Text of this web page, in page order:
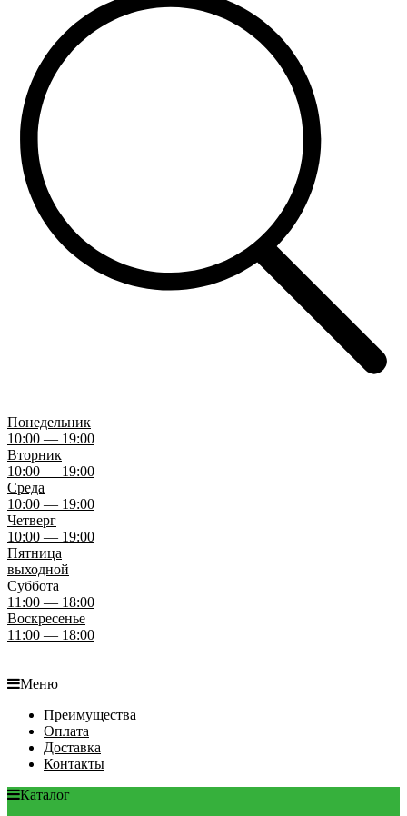
Понедельник
10:00 — 19:00
Вторник
10:00 — 19:00
Среда
10:00 — 19:00
Четверг
10:00 — 19:00
Пятница
выходной
Суббота
11:00 — 18:00
Воскресенье
11:00 — 18:00
Меню
Преимущества
Оплата
Доставка
Контакты
Каталог